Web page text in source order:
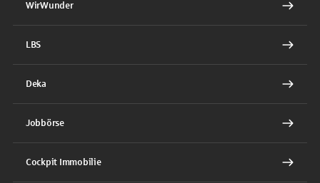
WirWunder
LBS
Deka
Jobbörse
Cockpit Immobilie